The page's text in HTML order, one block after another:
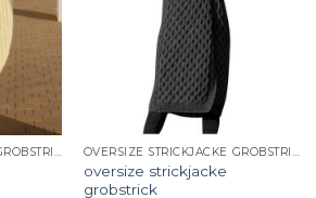
OVERSIZE STRICKJACKE GROBSTRICK OVERSIZE STRICKJACKE GROBSTRICK
oversize strickjacke
grobstrick